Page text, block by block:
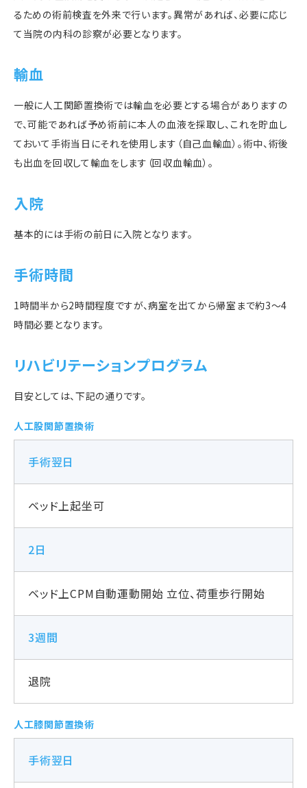
るための術前検査を外来で行います。異常があれば、必要に応じ
て当院の内科の診察が必要となります。
輸血
一般に人工関節置換術では輸血を必要とする場合がありますの
で、可能であれば予め術前に本人の血液を採取し、これを貯血し
ておいて手術当日にそれを使用します（自己血輸血）。術中、術後
も出血を回収して輸血をします（回収血輸血）。
入院
基本的には手術の前日に入院となります。
手術時間
1時間半から2時間程度ですが、病室を出てから帰室まで約3～4
時間必要となります。
リハビリテーションプログラム
目安としては、下記の通りです。
人工股関節置換術
手術翌日
ベッド上起坐可
2日
ベッド上CPM自動運動開始 立位、荷重歩行開始
3週間
退院
人工膝関節置換術
手術翌日